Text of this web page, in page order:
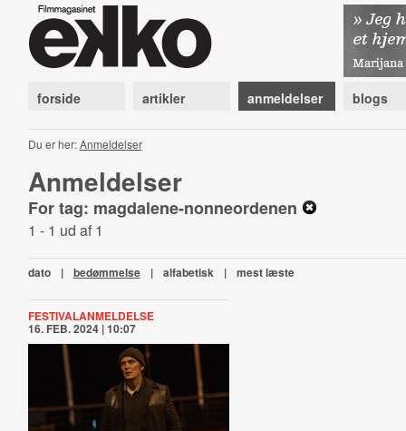
forside artikler anmeldelser blogs
Du er her:Anmeldelser
Anmeldelser
For tag: magdalene-nonneordenen
1 - 1 ud af 1
dato | bedømmelse | alfabetisk | mest læste
FESTIVALANMELDELSE
16. FEB. 2024 | 10:07